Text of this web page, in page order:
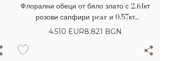
Флорални обеци от бяло злато с 2.61кт
розови сапфири pear и 0.57кт
диаманти
4.510 EUR8.821 BGN